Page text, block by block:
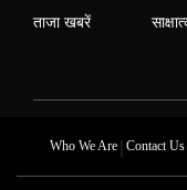
ताजा खबरें
Who We Are| Contact Us